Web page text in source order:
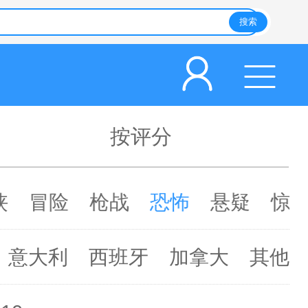
按评分
冒险 枪战 恐怖 悬疑 惊
意大利 西班牙 加拿大 其他